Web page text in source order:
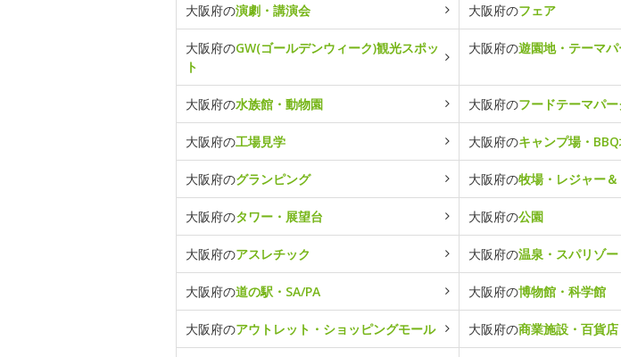
大阪府の演劇・講演会 大阪府のフェア
大阪府のGW(ゴールデンウィーク)観光スポッ
ト
大阪府の遊園地・テーマパ
大阪府の水族館・動物園 大阪府のフードテーマパー
大阪府の工場見学 大阪府のキャンプ場・
大阪府のグランピング 大阪府の牧場・レジャー
大阪府のタワー・展望台 大阪府の公園
大阪府のアスレチック 大阪府の温泉・スパリゾー
大阪府の道の駅・SA/PA 大阪府の博物館・科学館
大阪府のアウトレット・ショッピングモール 大阪府の商業施設・百貨店